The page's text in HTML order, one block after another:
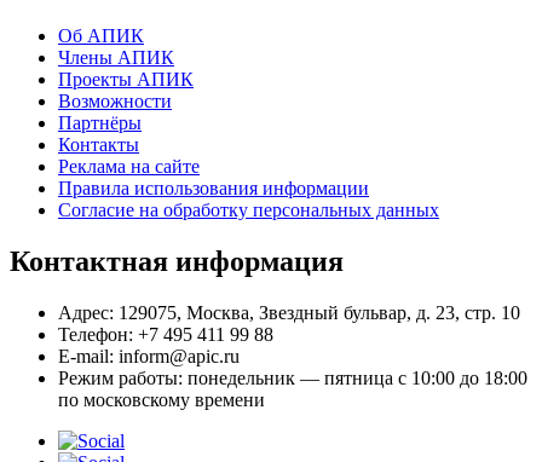
Об АПИК
Члены АПИК
Проекты АПИК
Возможности
Партнёры
Контакты
Реклама на сайте
Правила использования информации
Согласие на обработку персональных данных
Контактная информация
Адрес: 129075, Москва, Звездный бульвар, д. 23, стр. 10
Телефон: +7 495 411 99 88
E-mail: inform@apic.ru
Режим работы: понедельник — пятница с 10:00 до 18:00
по московскому времени